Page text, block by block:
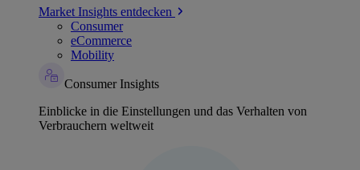
Market Insights entdecken
Consumer
eCommerce
Mobility
Consumer Insights
Einblicke in die Einstellungen und das Verhalten von
Verbrauchern weltweit